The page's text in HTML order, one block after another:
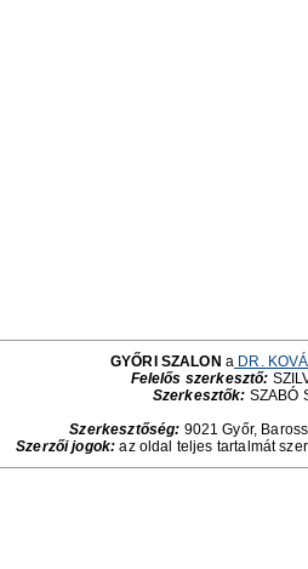
GYŐRI SZALON a DR.
Felelős szerkesztő:
Szerkesztők: SZABÓ
Szerkesztőség: 9021 Győr,
Szerzői jogok: az oldal teljes tartalmát